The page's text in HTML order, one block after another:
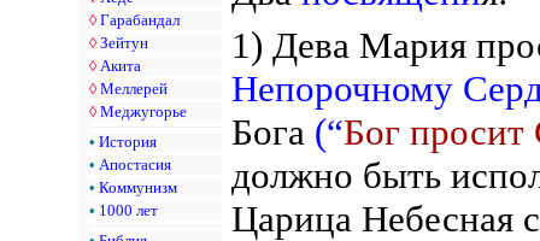
◊ Гарабандал
◊ Зейтун
◊ Акита
◊ Меллерей
◊ Меджугорье
• История
• Апостасия
• Коммунизм
• 1000 лет
1) Дева Мария
Непорочному
Бога (“Бог просит
должно быть
Царица Небесная